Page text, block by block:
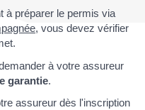
à préparer le permis via
, vous devez vérifier
à votre assureur
garantie.
assureur dès l'inscription